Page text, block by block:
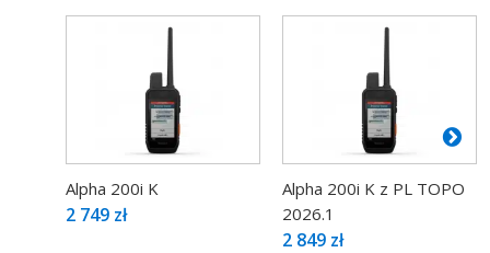
Alpha 200i K
2 749 zł
Alpha 200i K z PL TOPO
2026.1
2 849 zł